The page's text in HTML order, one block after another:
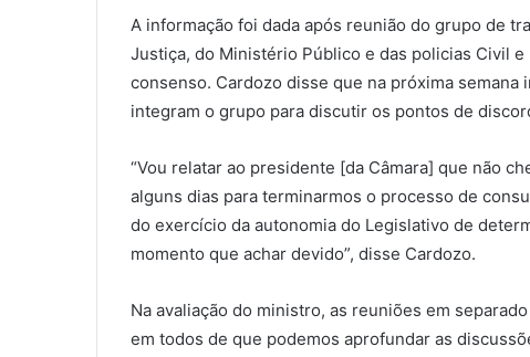
A informação foi dada após reunião do grupo de
Justiça, do Ministério Público e das policias Civil
consenso. Cardozo disse que na próxima
integram o grupo para discutir os pontos de
“Vou relatar ao presidente [da Câmara] que não
alguns dias para terminarmos o processo de
do exercício da autonomia do Legislativo de
momento que achar devido”, disse Cardozo.
Na avaliação do ministro, as reuniões em
em todos de que podemos aprofundar as